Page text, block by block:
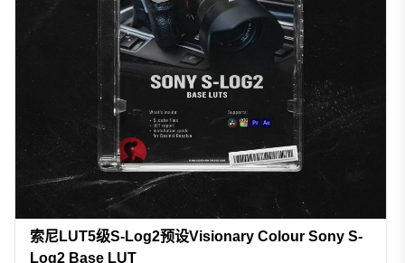
索尼LUT5级S-Log2预设Visionary Colour Sony S-
Log2 Base LUT